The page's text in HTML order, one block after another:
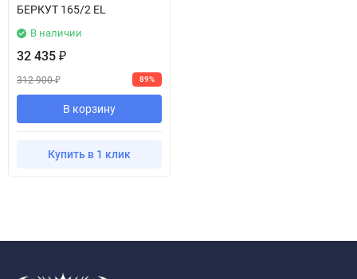
БЕРКУТ 165/2 EL
В наличии
32 435 ₽
312 900₽ 89%
В корзину
Купить в 1 клик